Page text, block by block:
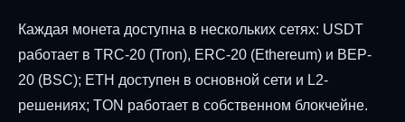
Каждая монета доступна в нескольких сетях: USDT
работает в TRC-20 (Tron), ERC-20 (Ethereum) и BEP-
20 (BSC); ETH доступен в основной сети и L2-
решениях; TON работает в собственном блокчейне.